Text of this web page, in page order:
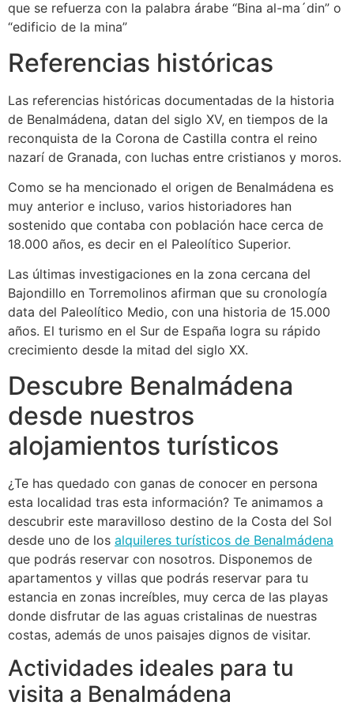
que se refuerza con la palabra árabe “Bina al-ma´din” o
“edificio de la mina”
Referencias históricas
Las referencias históricas documentadas de la historia
de Benalmádena, datan del siglo XV, en tiempos de la
reconquista de la Corona de Castilla contra el reino
nazarí de Granada, con luchas entre cristianos y moros.
Como se ha mencionado el origen de Benalmádena es
muy anterior e incluso, varios historiadores han
sostenido que contaba con población hace cerca de
18.000 años, es decir en el Paleolítico Superior.
Las últimas investigaciones en la zona cercana del
Bajondillo en Torremolinos afirman que su cronología
data del Paleolítico Medio, con una historia de 15.000
años. El turismo en el Sur de España logra su rápido
crecimiento desde la mitad del siglo XX.
Descubre Benalmádena
desde nuestros
alojamientos turísticos
¿Te has quedado con ganas de conocer en persona
esta localidad tras esta información? Te animamos a
descubrir este maravilloso destino de la Costa del Sol
desde uno de los alquileres turísticos de Benalmádena
que podrás reservar con nosotros. Disponemos de
apartamentos y villas que podrás reservar para tu
estancia en zonas increíbles, muy cerca de las playas
donde disfrutar de las aguas cristalinas de nuestras
costas, además de unos paisajes dignos de visitar.
Actividades ideales para tu
visita a Benalmádena